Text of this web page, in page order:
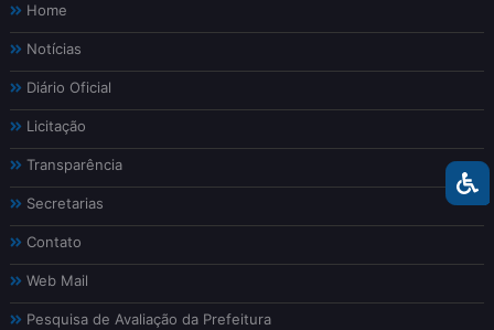
Home
Notícias
Diário Oficial
Licitação
Transparência
Secretarias
Contato
Web Mail
Pesquisa de Avaliação da Prefeitura